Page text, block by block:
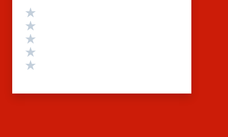
Valutazione